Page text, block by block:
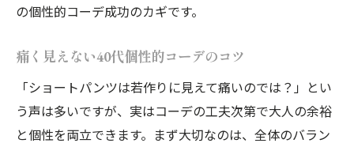
の個性的コーデ成功のカギです。
痛く見えない40代個性的コーデのコツ
「ショートパンツは若作りに見えて痛いのでは？」とい
う声は多いですが、実はコーデの工夫次第で大人の余裕
と個性を両立できます。まず大切なのは、全体のバラン